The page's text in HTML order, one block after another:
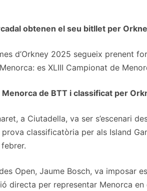
obtenen el seu bitllet per
d’Orkney 2025 segueix prenent
es XLIII Campionat de
de BTT i classificat per
a Ciutadella, va ser s’escenari
classificatòria per als Island
Open, Jaume Bosch, va imposar
directa per representar Menorca